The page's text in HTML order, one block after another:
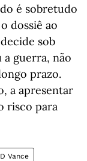
é sobretudo
dossiê ao
sob
a guerra, não
prazo.
a apresentar
risco para
Vance